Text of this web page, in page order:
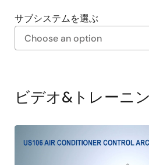
サブシステムを選ぶ
Diagram
ビデオ&トレーニ